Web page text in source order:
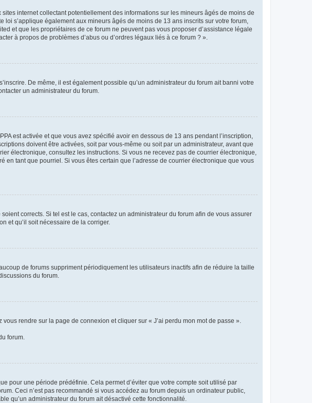
internet collectant potentiellement des informations sur les mineurs âgés de moins de
s’applique également aux mineurs âgés de moins de 13 ans inscrits sur votre forum,
et que les propriétaires de ce forum ne peuvent pas vous proposer d’assistance légale
à propos de problèmes d’abus ou d’ordres légaux liés à ce forum ? ».
De même, il est également possible qu’un administrateur du forum ait banni votre
un administrateur du forum.
est activée et que vous avez spécifié avoir en dessous de 13 ans pendant l’inscription,
doivent être activées, soit par vous-même ou soit par un administrateur, avant que
électronique, consultez les instructions. Si vous ne recevez pas de courrier électronique,
tant que pourriel. Si vous êtes certain que l’adresse de courrier électronique que vous
corrects. Si tel est le cas, contactez un administrateur du forum afin de vous assurer
et qu’il soit nécessaire de la corriger.
de forums suppriment périodiquement les utilisateurs inactifs afin de réduire la taille
du forum.
rendre sur la page de connexion et cliquer sur « J’ai perdu mon mot de passe ».
forum.
pour une période prédéfinie. Cela permet d’éviter que votre compte soit utilisé par
Ceci n’est pas recommandé si vous accédez au forum depuis un ordinateur public,
qu’un administrateur du forum ait désactivé cette fonctionnalité.